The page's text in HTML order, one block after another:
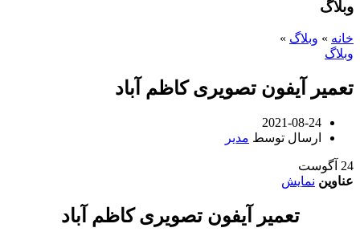
وبلاگ
خانه » وبلاگ »
وبلاگ
تعمیر آیفون تصویری کاظم آباد
2021-08-24
ارسال توسط مدیر
24 آگوست
عناوین نمایش
تعمیر آیفون تصویری کاظم آباد